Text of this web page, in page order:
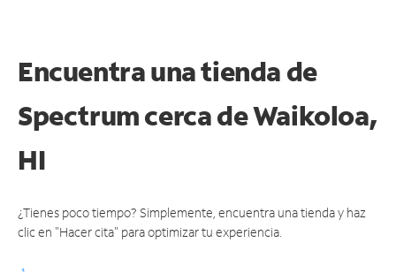
Encuentra una tienda de
Spectrumcerca de Waikoloa,
HI
¿Tienes poco tiempo? Simplemente, encuentra una tienda y haz
clic en "Hacer cita" para optimizar tu experiencia.